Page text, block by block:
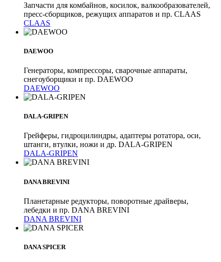
Запчасти для комбайнов, косилок, валкообразователей,
пресс-сборщиков, режущих аппаратов и пр. CLAAS
CLAAS
DAEWOO
Генераторы, компрессоры, сварочные аппараты,
снегоуборщики и пр. DAEWOO
DAEWOO
DALA-GRIPEN
Грейферы, гидроцилиндры, адаптеры ротатора, оси,
штанги, втулки, ножи и др. DALA-GRIPEN
DALA-GRIPEN
DANA BREVINI
Планетарные редукторы, поворотные драйверы,
лебедки и пр. DANA BREVINI
DANA BREVINI
DANA SPICER